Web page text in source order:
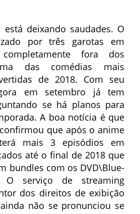
está deixando saudades. O
por três garotas em
fora dos
das comédias mais
de 2018. Com seu
em setembro já tem
se há planos para
A boa notícia é que
confirmou que após o anime
mais 3 episódios em
até o final de 2018 que
bundles com os DVD\Blue-
O serviço de streaming
dos direitos de exibição
não se pronunciou se